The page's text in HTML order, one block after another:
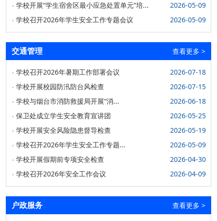
学校与烟台市消防救援局开展“消校”融合共建活动
6月17日上午，学校与烟台市消防救援局开展“消校”融合共建
活动。校党委书记孙祥军，烟台市消防救援局政...
2026-06-18
4月15日是我国第十一个全民“国家安全教育日”，今年宣教的
主题为：“统筹发展和安全 护航‘十五五’新...
2026-04-27
学校召开重大火灾风险隐患排查整治专项行动工作
推进会
1月7日下午，学校召开重大火灾风险隐患排查整治专项行动
2026-01-13
处置单元演练活动
2025年11月是全国第34个“全国消防宣传月”，今年的主
学校开展“学生宿舍区最小应急处置单元”培...
2026-05-09
学校召开2026年学生安全工作专题会议
2026-05-09
交通管理 查看更多 >
学校召开2026年暑期工作部署会议
2026-07-18
学校开展校园防汛防台风检查
2026-07-15
学校与烟台市消防救援局开展“消...
2026-06-18
保卫处成立学生安全教育宣讲团
2026-05-25
学校开展安全风险隐患督导检查
2026-05-19
学校召开2026年学生安全工作专题...
2026-05-09
学校开展假期前专项安全检查
2026-04-30
学校召开2026年安全工作会议
2026-04-09
户政服务 查看更多 >